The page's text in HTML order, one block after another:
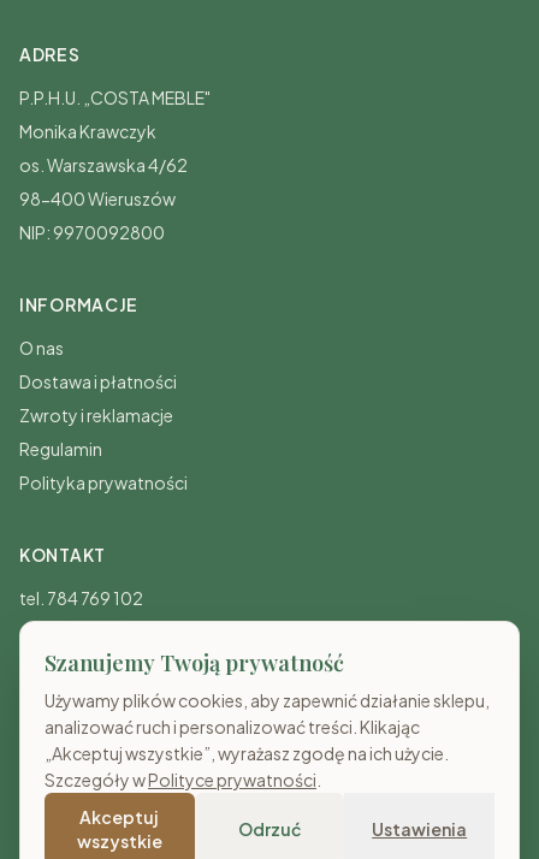
ADRES
P.P.H.U. „COSTA MEBLE"
Monika Krawczyk
os. Warszawska 4/62
98-400 Wieruszów
NIP: 9970092800
INFORMACJE
O nas
Dostawa i płatności
Zwroty i reklamacje
Regulamin
Polityka prywatności
KONTAKT
tel. 784 769 102
sklep@costameble.pl
Pon-Pt: 8:00-20:00
Sb-Nd: 10:00-15:00
© 2026 Costa Meble. Wszelkie prawa zastrzeżone.
MastercardBLIK PayPo
Szanujemy Twoją prywatność
Używamy plików cookies, aby zapewnić działanie sklepu,
analizować ruch i personalizować treści. Klikając
„Akceptuj wszystkie”, wyrażasz zgodę na ich użycie.
Szczegóły wPolityce prywatności
Akceptuj
wszystkie
Odrzuć Ustawienia